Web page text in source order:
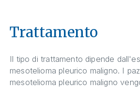
Trattamento
Il tipo di trattamento dipende
mesotelioma pleurico maligno. I
mesotelioma pleurico maligno